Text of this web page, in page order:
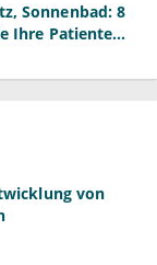
Sonnenbad: 8
Ihre Patienten
von